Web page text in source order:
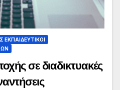
σε διαδικτυακές